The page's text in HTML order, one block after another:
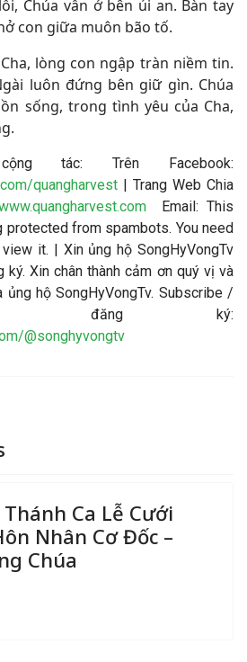
Chúa vẫn ở bên ủi an. Bàn tay
con giữa muôn bão tố.
lòng con ngập tràn niềm tin.
luôn đứng bên giữ gìn. Chúa
sống, trong tình yêu của Cha,
tác: Trên Facebook:
quangharvest | Trang Web Chia
Email: This
from spambots. You need
it. | Xin ủng hộ SongHyVongTv
Xin chân thành cảm ơn quý vị và
hộ SongHyVongTv. Subscribe /
đăng ký:
@songhyvongtv
Ca Lễ Cưới
Nhân Cơ Đốc –
Chúa